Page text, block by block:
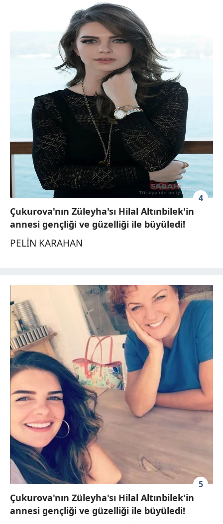
4
Çukurova'nın Züleyha'sı Hilal Altınbilek'in
annesi gençliği ve güzelliği ile büyüledi!
PELİN KARAHAN
5
Çukurova'nın Züleyha'sı Hilal Altınbilek'in
annesi gençliği ve güzelliği ile büyüledi!